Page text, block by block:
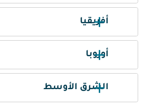
أفريقيا
أوروبا
الشرق الأوسط